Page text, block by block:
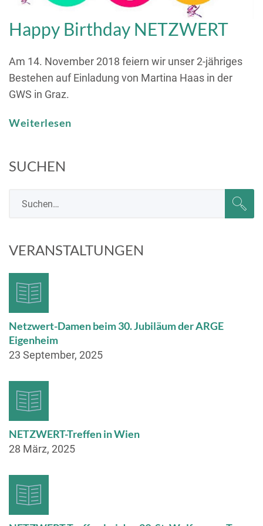
Happy Birthday NETZWERT
Am 14. November 2018 feiern wir unser 2-jähriges
Bestehen auf Einladung von Martina Haas in der
GWS in Graz.
Weiterlesen
SUCHEN
VERANSTALTUNGEN
Netzwert-Damen beim 30. Jubiläum der ARGE
Eigenheim
23 September, 2025
NETZWERT-Treffen in Wien
28 März, 2025